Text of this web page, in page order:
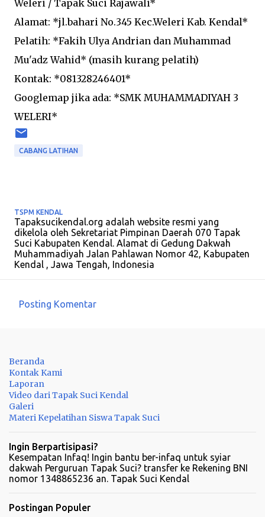
Weleri / Tapak Suci Rajawali*
Alamat: *jl.bahari No.345 Kec.Weleri Kab. Kendal*
Pelatih: *Fakih Ulya Andrian dan Muhammad
Mu'adz Wahid* (masih kurang pelatih)
Kontak: *081328246401*
Googlemap jika ada: *SMK MUHAMMADIYAH 3
WELERI*
CABANG LATIHAN
TSPM KENDAL
Tapaksucikendal.org adalah website resmi yang
dikelola oleh Sekretariat Pimpinan Daerah 070 Tapak
Suci Kabupaten Kendal. Alamat di Gedung Dakwah
Muhammadiyah Jalan Pahlawan Nomor 42, Kabupaten
Kendal , Jawa Tengah, Indonesia
e
n
t
a
Posting Komentar
Beranda
Kontak Kami
Laporan
Video dari Tapak Suci Kendal
Galeri
Materi Kepelatihan Siswa Tapak Suci
Ingin Berpartisipasi?
Kesempatan Infaq! Ingin bantu ber-infaq untuk syiar
dakwah Perguruan Tapak Suci? transfer ke Rekening BNI
nomor 1348865236 an. Tapak Suci Kendal
Postingan Populer